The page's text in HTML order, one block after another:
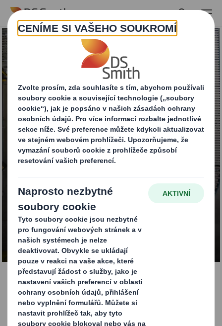
Skip to main content
Přepravní obaly
KONTAKTUJTE NÁS
Odolné přepravní obaly